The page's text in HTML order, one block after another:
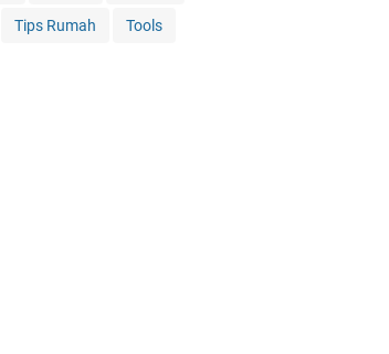
Tips Rumah Tools